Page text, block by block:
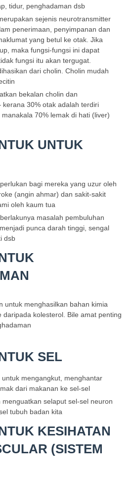
tidur, penghadaman dsb
sejenis neurotransmitter
penerimaan, penyimpanan dan
yang betul ke otak. Jika
maka fungsi-fungsi ini dapat
fungsi itu akan tergugat.
dari cholin. Cholin mudah
bekalan cholin dan
kerana 30% otak adalah terdiri
70% lemak di hati (liver)
UNTUK
bagi mereka yang uzur oleh
(angin ahmar) dan sakit-sakit
oleh kaum tua
masalah pembuluhan
punca darah tinggi, sengal
dsb
untuk menghasilkan bahan kimia
daripada kolesterol. Bile amat penting
SEL
untuk mengangkut, menghantar
dari makanan ke sel-sel
menguatkan selaput sel-sel neuron
tubuh badan kita
KESIHATAN
(SISTEM